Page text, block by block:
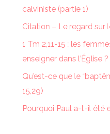
calviniste (partie 1)
Citation – Le regard sur
1 Tm 2,11-15 : les
enseigner dans l’Église ?
Qu’est-ce que le
15,29)
Pourquoi Paul a-t-il été